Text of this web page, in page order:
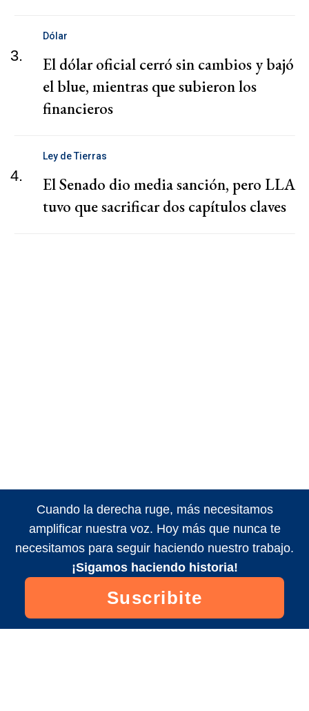
3.
Dólar
El dólar oficial cerró sin cambios y bajó
el blue, mientras que subieron los
financieros
4.
Ley de Tierras
El Senado dio media sanción, pero LLA
tuvo que sacrificar dos capítulos claves
Cuando la derecha ruge, más necesitamos
amplificar nuestra voz. Hoy más que nunca te
necesitamos para seguir haciendo nuestro trabajo.
¡Sigamos haciendo historia!
Suscribite